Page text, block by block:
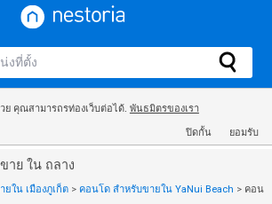
ย คุณสามารถรท่องเว็บต่อได้. พันธมิตรของเรา
ปิดกั้น ยอมรับ
าย ใน ถลาง
ใน เมืองภูเก็ต > คอนโด สำหรับขายใน YaNui Beach > คอน